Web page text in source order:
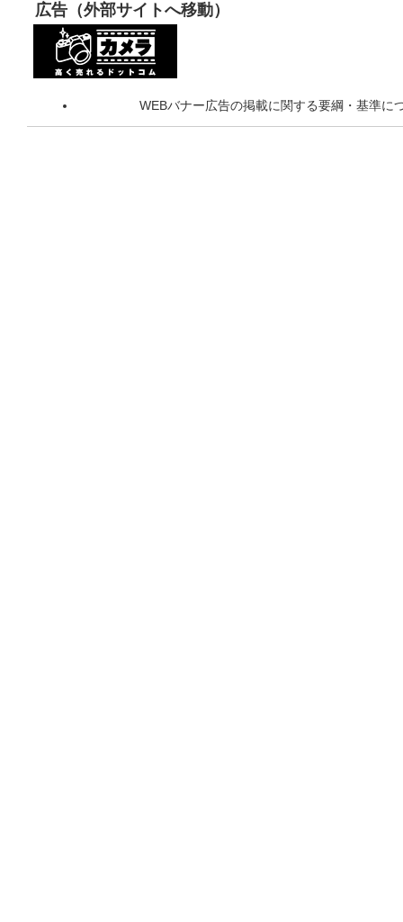
広告（外部サイトへ移動）
WEBバナー広告の掲載に関する要綱・基準に